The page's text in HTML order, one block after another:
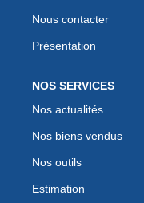
Nous contacter
Présentation
NOS SERVICES
Nos actualités
Nos biens vendus
Nos outils
Estimation